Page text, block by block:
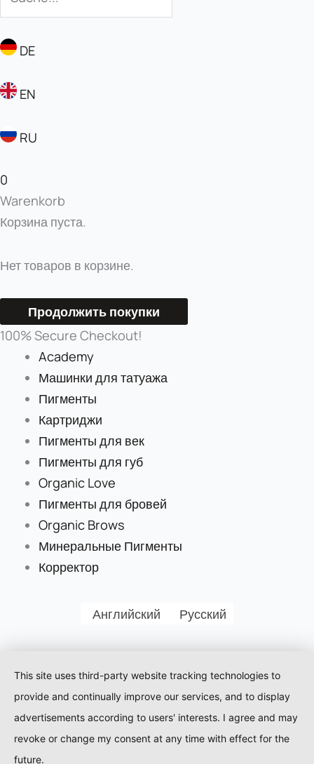
DE
EN
RU
0
Warenkorb
Корзина пуста.
Нет товаров в корзине.
Продолжить покупки
100% Secure Checkout!
Academy
Машинки для татуажа
Пигменты
Картриджи
Пигменты для век
Пигменты для губ
Organic Love
Пигменты для бровей
Organic Brows
Минеральные Пигменты
Корректор
Английский Русский
This site uses third-party website tracking technologies to
provide and continually improve our services, and to display
advertisements according to users' interests. I agree and may
revoke or change my consent at any time with effect for the
future.